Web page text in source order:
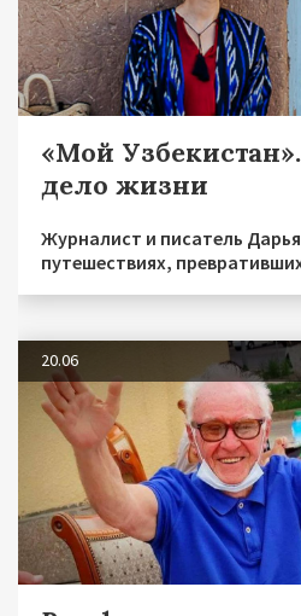
«Мой
дело жизни
Журналист и писатель
путешествиях,
20.06